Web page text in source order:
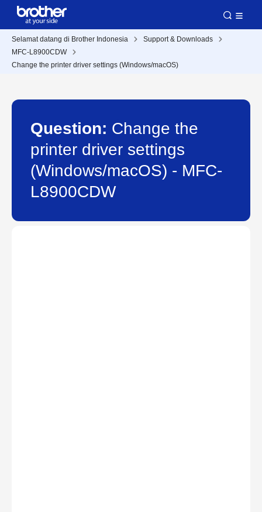
Selamat datang di Brother Indonesia
Support & Downloads
MFC-L8900CDW
Change the printer driver settings (Windows/macOS)
Question: Change the
printer driver settings
(Windows/macOS) - MFC-
L8900CDW